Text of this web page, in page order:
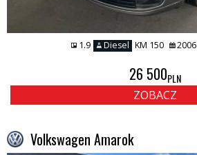
1.9 Diesel KM 150 2006
26 500PLN
ZOBACZ
Volkswagen Amarok